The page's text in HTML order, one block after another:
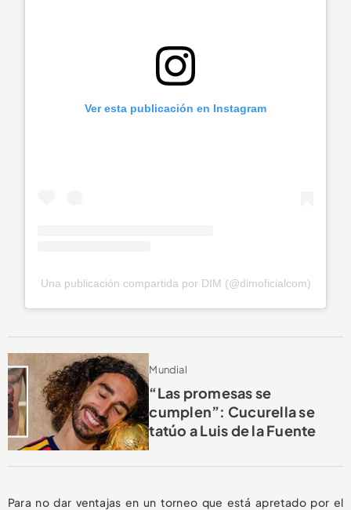
Ver esta publicación en Instagram
Una publicación compartida por DIM (@dimoficialcom)
Mundial
“Las promesas se
cumplen”: Cucurella se
tatúo a Luis de la Fuente
Para no dar ventajas en un torneo que está apretado por el